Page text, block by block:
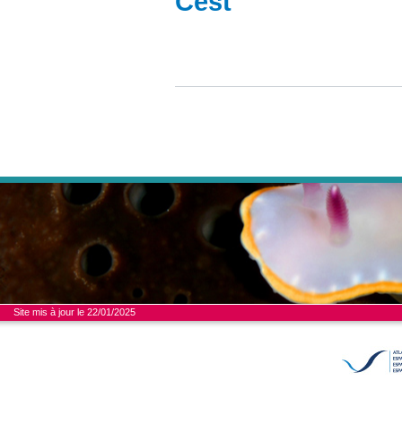
Site mis à jour le 22/01/2025